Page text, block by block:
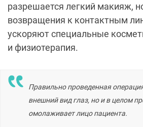
разрешается легкий макияж,
возвращения к контактным
ускоряют специальные
и физиотерапия.
Правильно проведенная
внешний вид глаз, но и в целом
омолаживает лицо пациента.